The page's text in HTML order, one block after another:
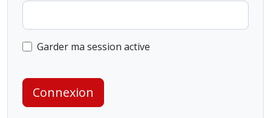
Garder ma session active
Connexion